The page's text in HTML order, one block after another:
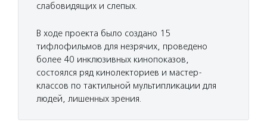
слабовидящих и слепых.
В ходе проекта было создано 15
тифлофильмов для незрячих, проведено
более 40 инклюзивных кинопоказов,
состоялся ряд кинолекториев и мастер-
классов по тактильной мультипликации для
людей, лишенных зрения.